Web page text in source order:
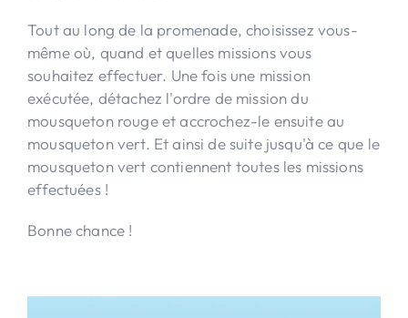
Tout au long de la promenade, choisissez vous-
même où, quand et quelles missions vous
souhaitez effectuer. Une fois une mission
exécutée, détachez l'ordre de mission du
mousqueton rouge et accrochez-le ensuite au
mousqueton vert. Et ainsi de suite jusqu'à ce que le
mousqueton vert contiennent toutes les missions
effectuées !
Bonne chance !